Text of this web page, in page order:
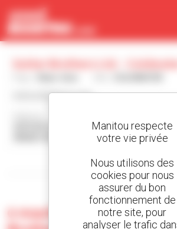
www.sutterbros.com
45828 COLDWATER États-Unis
Afficher les filtres de
0 machine d'occasion
Panneau de gestion des cookies
Manitou respecte
votre vie privée
Nous utilisons des
cookies pour nous
assurer du bon
fonctionnement de
notre site, pour
analyser le trafic